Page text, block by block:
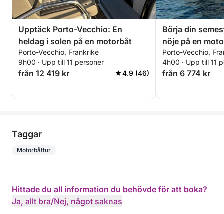
Upptäck Porto-Vecchio: En
heldag i solen på en motorbåt
Porto-Vecchio, Frankrike
9h00 · Upp till 11 personer
från 12 419 kr 4.9 (46)
Börja din
nöje på en
Porto-Vecchio,
4h00 · Upp till 11
från 6 774 kr
Taggar
Motorbåttur
Hittade du all information du behövde för att boka?
Ja, allt bra/Nej, något saknas